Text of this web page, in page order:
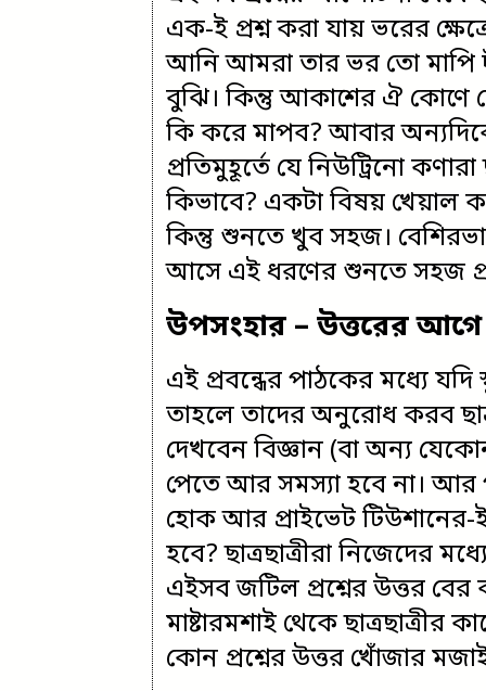
এক-ই প্রশ্ন করা যায় ভরের
আনি আমরা তার ভর তো মাপি
বুঝি। কিন্তু আকাশের ঐ কোণে
কি করে মাপব? আবার
প্রতিমুহূর্তে যে নিউট্রিনো
কিভাবে? একটা বিষয় খেয়াল
কিন্তু শুনতে খুব সহজ।
আসে এই ধরণের শুনতে সহজ
উপসংহার – উত্তরের আগে
এই প্রবন্ধের পাঠকের মধ্যে
তাহলে তাদের অনুরোধ করব
দেখবেন বিজ্ঞান (বা অন্য
পেতে আর সমস্যা হবে না। আর
হোক আর প্রাইভেট
হবে? ছাত্রছাত্রীরা নিজেদের
এইসব জটিল প্রশ্নের উত্তর
মাষ্টারমশাই থেকে
কোন প্রশ্নের উত্তর খোঁজার